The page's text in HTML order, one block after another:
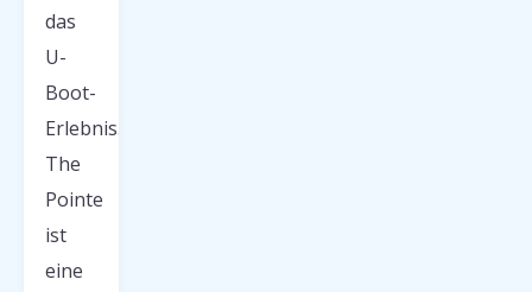
das
U-
Boot-
Erlebnis.
The
Pointe
ist
eine